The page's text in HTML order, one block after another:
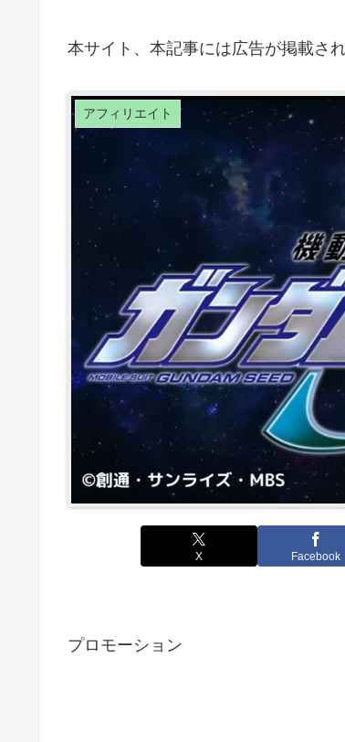
本サイト、本記事には広告が掲載され
アフィリエイト
X Facebook
プロモーション